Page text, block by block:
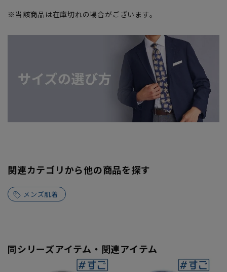
※当該商品は在庫切れの場合がございます。
関連カテゴリから他の商品を探す
メンズ肌着
同シリーズアイテム・関連アイテム